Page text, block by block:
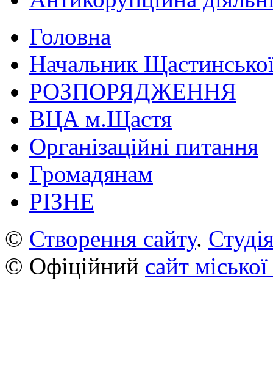
Головна
Начальник
РОЗПОРЯДЖЕННЯ
ВЦА м.Щастя
Організаційні питання
Громадянам
РІЗНЕ
© Створення сайту.
© Офіційний сайт